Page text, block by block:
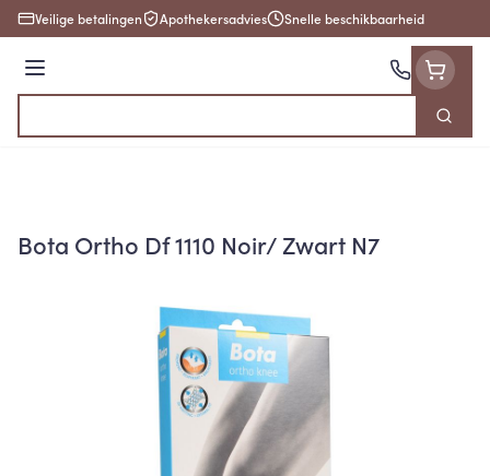
Ga naar de inhoud
Veilige betalingen Apothekersadvies Snelle beschikbaarheid
Menu
Zoek
Bota Ortho Df 1110 Noir/ Zwart N7